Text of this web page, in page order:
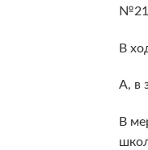
№21
В
А, в
В